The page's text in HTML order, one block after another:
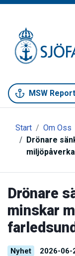
MSW
Start Om Oss
Drönare
Drönare
minskar
Nyhet 2026-06-